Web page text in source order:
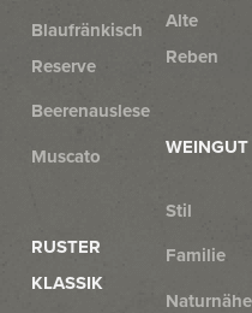
Blaufränkisch
Reserve
Beerenauslese
Muscato
RUSTER
KLASSIK
Alte
Reben
WEINGUT
Stil
Familie
Naturnähe